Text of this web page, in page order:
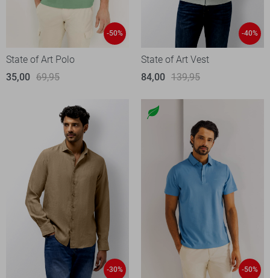
-50%
State of Art Polo
35,00 69,95
-40%
State of Art Vest
84,00 139,95
-30% -50%